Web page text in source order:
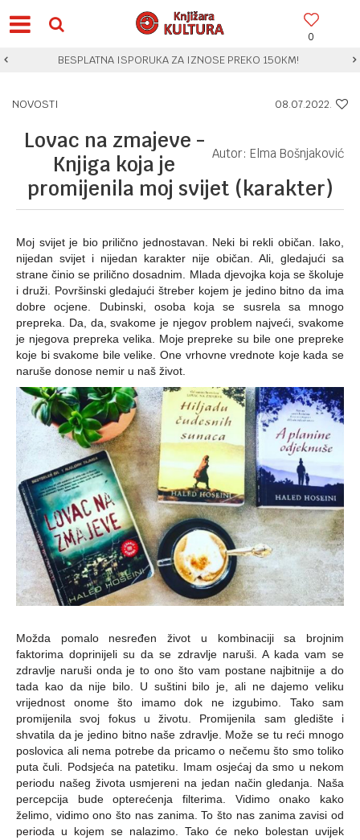
0
BESPLATNA ISPORUKA ZA IZNOSE PREKO 150KM!
NOVOSTI 08.07.2022.
Autor: Elma Bošnjaković
Lovac na zmajeve -
Knjiga koja je
promijenila moj svijet (karakter)
Moj svijet je bio prilično jednostavan. Neki bi rekli običan. Iako,
nijedan svijet i nijedan karakter nije običan. Ali, gledajući sa
strane činio se prilično dosadnim. Mlada djevojka koja se školuje
i druži. Površinski gledajući štreber kojem je jedino bitno da ima
dobre ocjene. Dubinski, osoba koja se susrela sa mnogo
prepreka. Da, da, svakome je njegov problem najveći, svakome
je njegova prepreka velika. Moje prepreke su bile one prepreke
koje bi svakome bile velike. One vrhovne vrednote koje kada se
naruše donose nemir u naš život.
Možda pomalo nesređen život u kombinaciji sa brojnim
faktorima doprinijeli su da se zdravlje naruši. A kada vam se
zdravlje naruši onda je to ono što vam postane najbitnije a do
tada kao da nije bilo. U suštini bilo je, ali ne dajemo veliku
vrijednost onome što imamo dok ne izgubimo. Tako sam
promijenila svoj fokus u životu. Promijenila sam gledište i
shvatila da je jedino bitno naše zdravlje. Može se tu reći mnogo
poslovica ali nema potrebe da pricamo o nečemu što smo toliko
puta čuli. Podsjeća na patetiku. Imam osjećaj da smo u nekom
periodu našeg života usmjereni na jedan način gledanja. Naša
percepcija bude opterećenja filterima. Vidimo onako kako
želimo, vidimo ono što nas zanima. To što nas zanima zavisi od
perioda u kojem se nalazimo. Tako će neko bolestan uvijek